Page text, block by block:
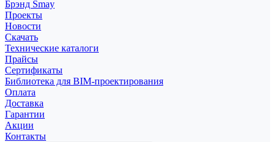
Брэнд Smay
Проекты
Новости
Скачать
Технические каталоги
Прайсы
Сертификаты
Библиотека для BIM-проектирования
Оплата
Доставка
Гарантии
Акции
Контакты